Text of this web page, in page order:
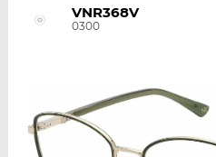
VNR368V
0300